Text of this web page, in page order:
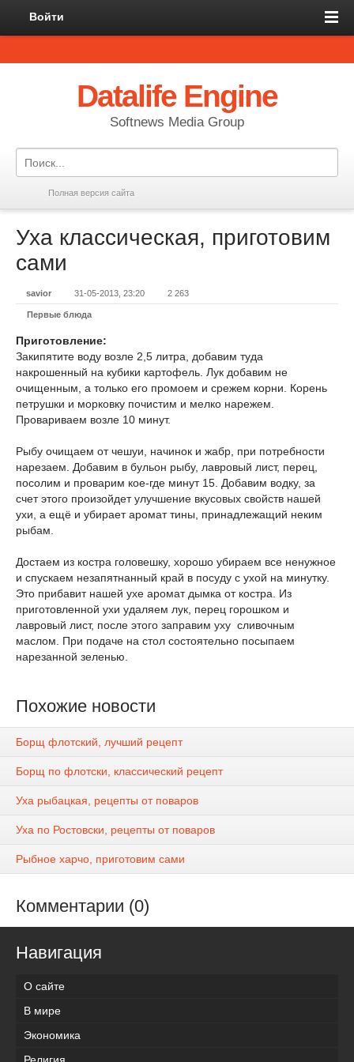
Войти
Datalife Engine
Softnews Media Group
Полная версия сайта
Уха классическая, приготовим
сами
savior 31-05-2013, 23:20 2 263
Первые блюда
Приготовление:
Закипятите воду возле 2,5 литра, добавим туда
накрошенный на кубики картофель. Лук добавим не
очищенным, а только его промоем и срежем корни. Корень
петрушки и морковку почистим и мелко нарежем.
Провариваем возле 10 минут.
Рыбу очищаем от чешуи, начинок и жабр, при потребности
нарезаем. Добавим в бульон рыбу, лавровый лист, перец,
посолим и проварим кое-где минут 15. Добавим водку, за
счет этого произойдет улучшение вкусовых свойств нашей
ухи, а ещё и убирает аромат тины, принадлежащий неким
рыбам.
Достаем из костра головешку, хорошо убираем все ненужное
и спускаем незапятнанный край в посуду с ухой на минутку.
Это прибавит нашей ухе аромат дымка от костра. Из
приготовленной ухи удаляем лук, перец горошком и
лавровый лист, после этого заправим уху сливочным
маслом. При подаче на стол состоятельно посыпаем
нарезанной зеленью.
Похожие новости
Борщ флотский, лучший рецепт
Борщ по флотски, классический рецепт
Уха рыбацкая, рецепты от поваров
Уха по Ростовски, рецепты от поваров
Рыбное харчо, приготовим сами
Комментарии (0)
Навигация
О сайте
В мире
Экономика
Религия